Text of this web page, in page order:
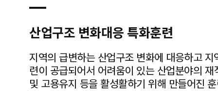
산업구조 변화대응 특화훈련
지역의 급변하는 산업구조 변화에 대응하고
련이 공급되어서 어려움이 있는 산업분야의
및 고용유지 등을 활성활하기 위해 만들어진